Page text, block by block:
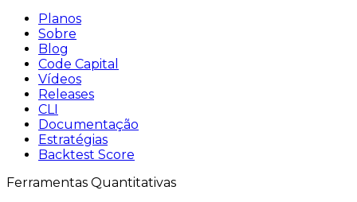
Planos
Sobre
Blog
Code Capital
Vídeos
Releases
CLI
Documentação
Estratégias
Backtest Score
Ferramentas Quantitativas